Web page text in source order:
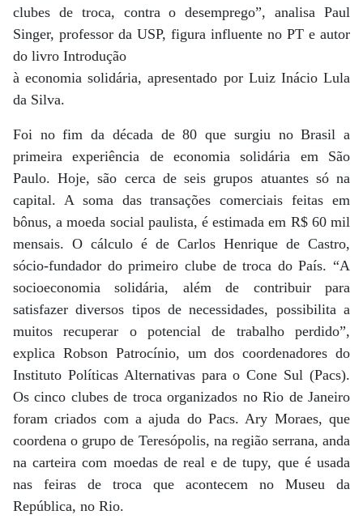
clubes de troca, contra o desemprego”, analisa Paul
Singer, professor da USP, figura influente no PT e autor
do livro Introdução
à economia solidária, apresentado por Luiz Inácio Lula
da Silva.
Foi no fim da década de 80 que surgiu no Brasil a
primeira experiência de economia solidária em São
Paulo. Hoje, são cerca de seis grupos atuantes só na
capital. A soma das transações comerciais feitas em
bônus, a moeda social paulista, é estimada em R$ 60 mil
mensais. O cálculo é de Carlos Henrique de Castro,
sócio-fundador do primeiro clube de troca do País. “A
socioeconomia solidária, além de contribuir para
satisfazer diversos tipos de necessidades, possibilita a
muitos recuperar o potencial de trabalho perdido”,
explica Robson Patrocínio, um dos coordenadores do
Instituto Políticas Alternativas para o Cone Sul (Pacs).
Os cinco clubes de troca organizados no Rio de Janeiro
foram criados com a ajuda do Pacs. Ary Moraes, que
coordena o grupo de Teresópolis, na região serrana, anda
na carteira com moedas de real e de tupy, que é usada
nas feiras de troca que acontecem no Museu da
República, no Rio.